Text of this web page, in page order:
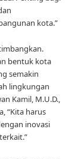
kota.”
bentuk kota
semakin
lingkungan
Kamil, M.U.D.,
“Kita harus
inovasi